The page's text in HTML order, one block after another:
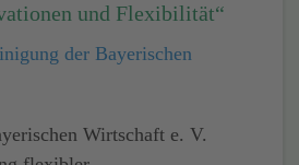
und Flexibilität“
der Bayerischen
Wirtschaft e. V.